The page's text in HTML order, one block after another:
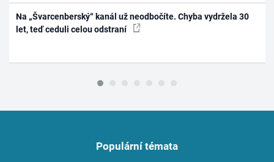
Na „Švarcenberský“ kanál už neodbočíte. Chyba vydržela 30
let, teď ceduli celou odstraní
Populární témata